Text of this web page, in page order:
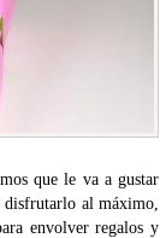
que le va a gustar
disfrutarlo al máximo,
envolver regalos y